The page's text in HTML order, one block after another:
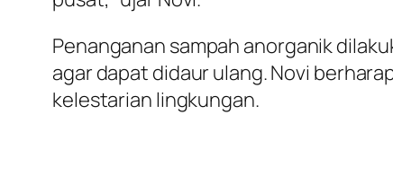
Penanganan sampah anorganik
agar dapat didaur ulang. Novi
kelestarian lingkungan.